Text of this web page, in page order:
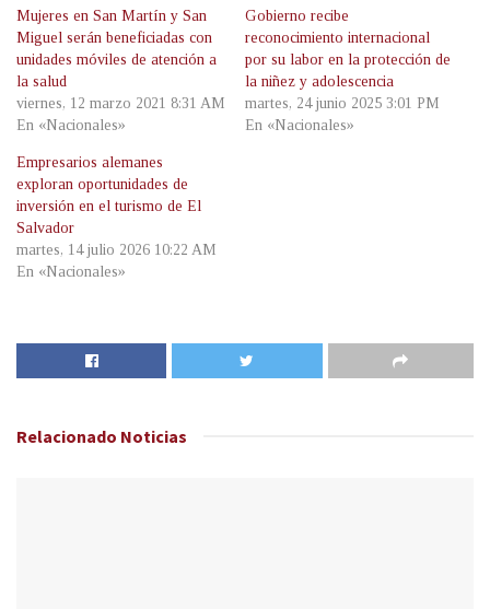
Mujeres en San Martín y San
Miguel serán beneficiadas con
unidades móviles de atención a
la salud
viernes, 12 marzo 2021 8:31 AM
En «Nacionales»
Gobierno recibe
reconocimiento internacional
por su labor en la protección de
la niñez y adolescencia
martes, 24 junio 2025 3:01 PM
En «Nacionales»
Empresarios alemanes
exploran oportunidades de
inversión en el turismo de El
Salvador
martes, 14 julio 2026 10:22 AM
En «Nacionales»
Relacionado Noticias